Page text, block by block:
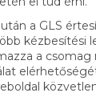
a GLS
kézbesítési
a